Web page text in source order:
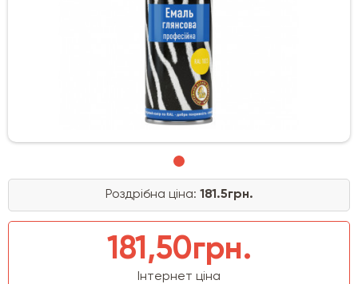
Роздрібна ціна: 181.5грн.
181,50грн.
Інтернет ціна